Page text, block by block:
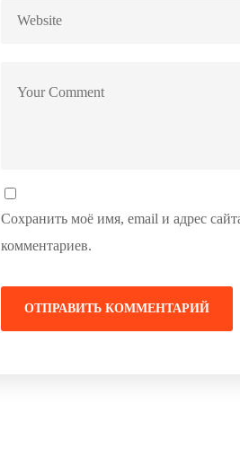
Сохранить моё имя, email и адрес
комментариев.